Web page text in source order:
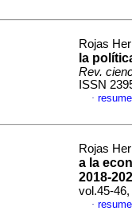
Rojas
la
Rev.
ISSN
·
Rojas
a la
2018-
vol.45-
·